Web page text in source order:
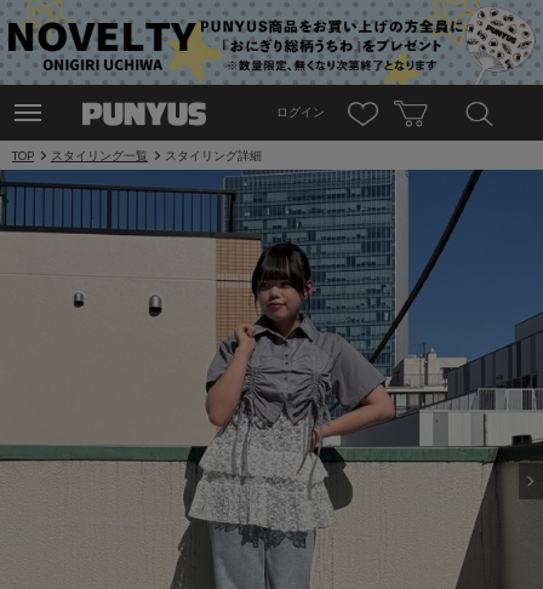
ログイン
TOP スタイリング一覧 スタイリング詳細